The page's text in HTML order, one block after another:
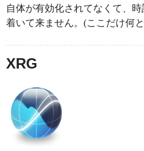
自体が有効化されてなくて、
着いて来ません。(ここだけ何
XRG